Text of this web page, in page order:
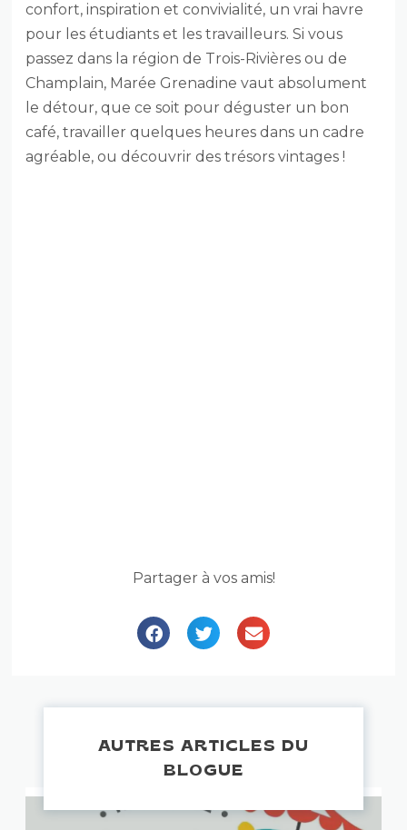
confort, inspiration et convivialité, un vrai havre
pour les étudiants et les travailleurs. Si vous
passez dans la région de Trois-Rivières ou de
Champlain, Marée Grenadine vaut absolument
le détour, que ce soit pour déguster un bon
café, travailler quelques heures dans un cadre
agréable, ou découvrir des trésors vintages !
Partager à vos amis!
AUTRES ARTICLES DU
BLOGUE